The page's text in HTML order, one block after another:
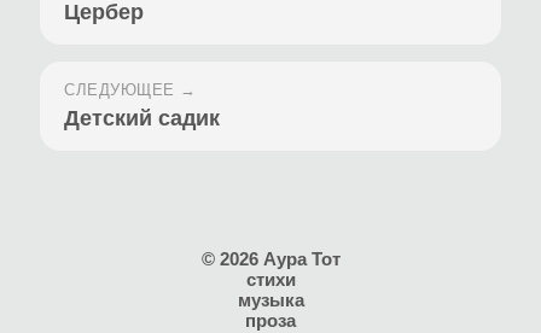
Цербер
СЛЕДУЮЩЕЕ →
Детский садик
© 2026 Аура Тот
стихи
музыка
проза